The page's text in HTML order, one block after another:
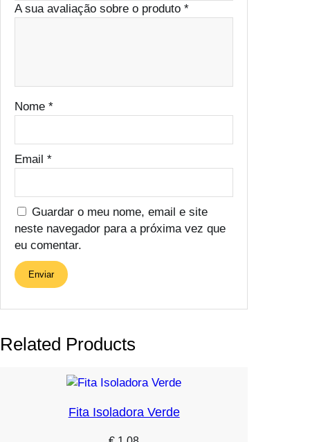
A sua avaliação sobre o produto *
Nome *
Email *
Guardar o meu nome, email e site
neste navegador para a próxima vez que
eu comentar.
Related Products
Fita Isoladora Verde